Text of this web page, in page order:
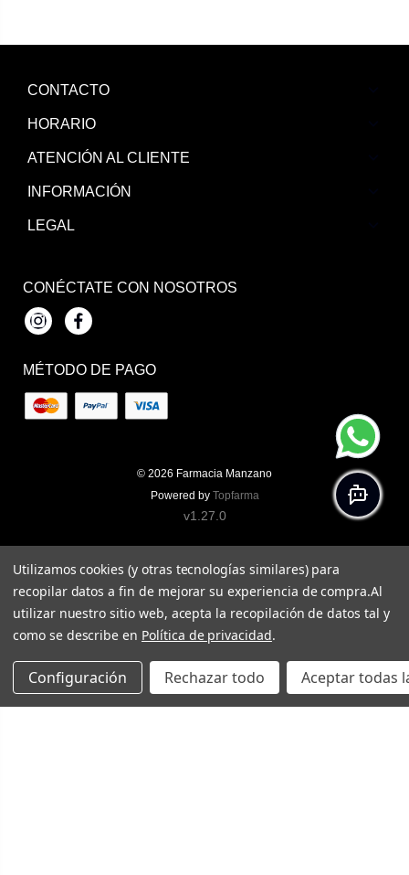
CONTACTO
HORARIO
ATENCIÓN AL CLIENTE
INFORMACIÓN
LEGAL
CONÉCTATE CON NOSOTROS
InstagramFacebook
MÉTODO DE PAGO
© 2026 Farmacia Manzano
Powered by Topfarma
v1.27.0
Utilizamos cookies (y otras tecnologías similares) para
recopilar datos a fin de mejorar su experiencia de compra.Al
utilizar nuestro sitio web, acepta la recopilación de datos tal y
como se describe en Política de privacidad.
Configuración Rechazar todo Aceptar todas